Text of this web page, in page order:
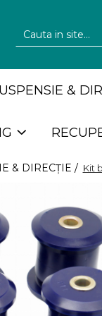
&
& DIRECȚIE / Kit